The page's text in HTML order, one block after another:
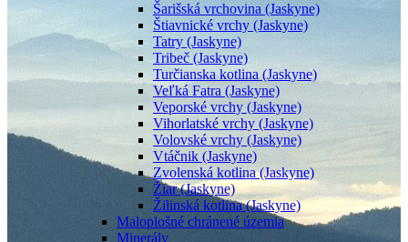
Šarišská vrchovina (Jaskyne)
Štiavnické vrchy (Jaskyne)
Tatry (Jaskyne)
Tribeč (Jaskyne)
Turčianska kotlina (Jaskyne)
Veľká Fatra (Jaskyne)
Veporské vrchy (Jaskyne)
Vihorlatské vrchy (Jaskyne)
Volovské vrchy (Jaskyne)
Vtáčnik (Jaskyne)
Zvolenská kotlina (Jaskyne)
Žiar (Jaskyne)
Žilinská kotlina (Jaskyne)
Maloplošné chránené územia
Minerály